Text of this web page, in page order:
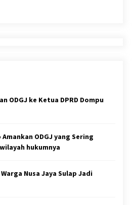
ODGJ ke Ketua DPRD Dompu
ODGJ yang Sering
hukumnya
Nusa Jaya Sulap Jadi